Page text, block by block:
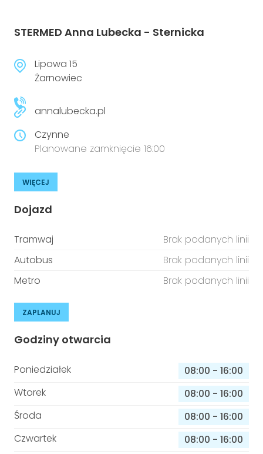
STERMED Anna Lubecka - Sternicka
Lipowa 15
Żarnowiec
annalubecka.pl
Czynne
Planowane zamknięcie 16:00
WIĘCEJ
Dojazd
Tramwaj
Brak podanych linii
Autobus
Brak podanych linii
Metro
Brak podanych linii
ZAPLANUJ
Godziny otwarcia
Poniedziałek 08:00 - 16:00
Wtorek
08:00 - 16:00
Środa
08:00 - 16:00
Czwartek
08:00 - 16:00